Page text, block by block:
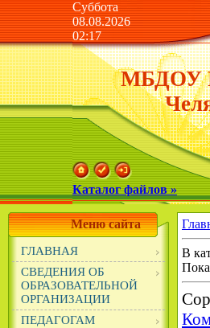
Суббота
08.08.2026
02:17
МБДОУ
Каталог файлов »
Меню сайта
ГЛАВНАЯ
СВЕДЕНИЯ ОБ
ОБРАЗОВАТЕЛЬНОЙ
ОРГАНИЗАЦИИ
ПЕДАГОГАМ
В